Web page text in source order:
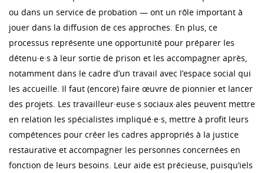
ou dans un service de probation — ont un rôle important à
jouer dans la diffusion de ces approches. En plus, ce
processus représente une opportunité pour préparer les
détenu·e·s à leur sortie de prison et les accompagner après,
notamment dans le cadre d’un travail avec l’espace social qui
les accueille. Il faut (encore) faire œuvre de pionnier et lancer
des projets. Les travailleur·euse·s sociaux·ales peuvent mettre
en relation les spécialistes impliqué·e·s, mettre à profit leurs
compétences pour créer les cadres appropriés à la justice
restaurative et accompagner les personnes concernées en
fonction de leurs besoins. Leur aide est précieuse, puisqu’iels